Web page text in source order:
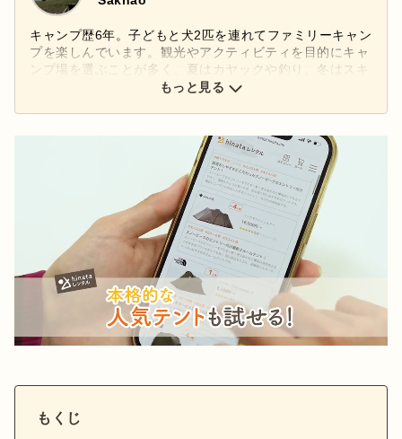
キャンプ歴6年。子どもと犬2匹を連れてファミリーキャン
プを楽しんでいます。観光やアクティビティを目的にキャ
ンプ場を選ぶことが多く、夏はカヤックや釣り、冬はスキ
ーも一緒に楽しんでいます。好きなアウトドアブランドは
もっと見る
もくじ